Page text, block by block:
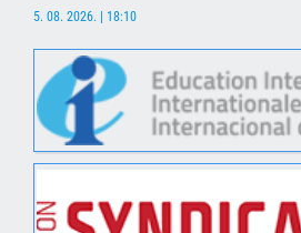
5. 08. 2026. | 18:10